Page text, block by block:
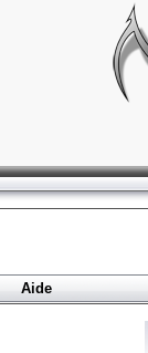
Aide